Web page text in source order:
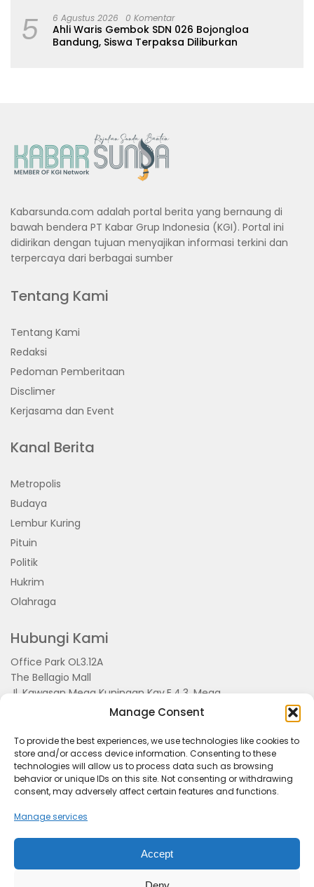
Manage Consent
To provide the best experiences, we use technologies like cookies to
store and/or access device information. Consenting to these
technologies will allow us to process data such as browsing
behavior or unique IDs on this site. Not consenting or withdrawing
consent, may adversely affect certain features and functions.
Manage services
Accept
5 6 Agustus 2026 0 Komentar
Ahli Waris Gembok SDN 026 Bojongloa
Bandung, Siswa Terpaksa Diliburkan
Kabarsunda.com adalah portal berita yang bernaung di
bawah bendera PT Kabar Grup Indonesia (KGI). Portal ini
didirikan dengan tujuan menyajikan informasi terkini dan
terpercaya dari berbagai sumber
Tentang Kami
Tentang Kami
Redaksi
Pedoman Pemberitaan
Disclimer
Kerjasama dan Event
Kanal Berita
Metropolis
Budaya
Lembur Kuring
Pituin
Politik
Hukrim
Olahraga
Hubungi Kami
Office Park OL3.12A
The Bellagio Mall
Jl. Kawasan Mega Kuningan Kav.E.4.3, Mega
Kuningan, Kel. Kuningan Timur,
Kec.Setiabudi, Jakarta Selatan 15810
Kerjasama dan Event